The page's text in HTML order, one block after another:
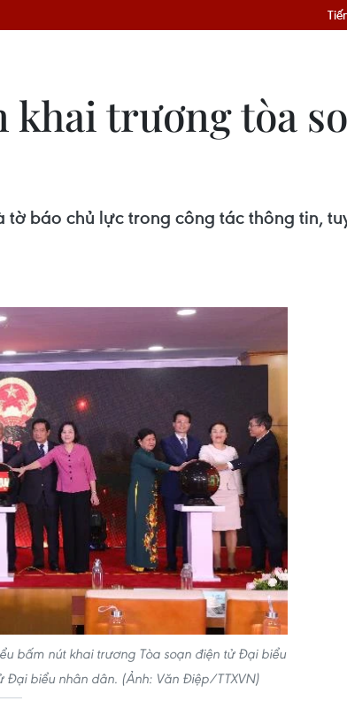
khai trương tòa
báo chủ lực trong công tác thông tin,
bấm nút khai trương Tòa soạn điện tử Đại biểu
biểu nhân dân. (Ảnh: Văn Điệp/TTXVN)